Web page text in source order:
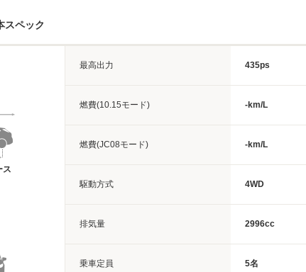
スペック
ス
最高出力 435ps
燃費(10.15モード) -km/L
燃費(JC08モード) -km/L
駆動方式 4WD
排気量 2996cc
乗車定員 5名